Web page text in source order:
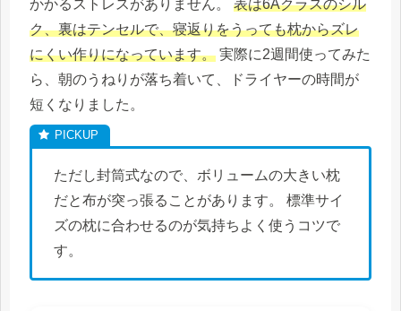
かかるストレスがありません。 表は6Aクラスのシル
ク、裏はテンセルで、寝返りをうっても枕からズレ
にくい作りになっています。 実際に2週間使ってみた
ら、朝のうねりが落ち着いて、ドライヤーの時間が
短くなりました。
ただし封筒式なので、ボリュームの大きい枕
だと布が突っ張ることがあります。 標準サイ
ズの枕に合わせるのが気持ちよく使うコツで
す。